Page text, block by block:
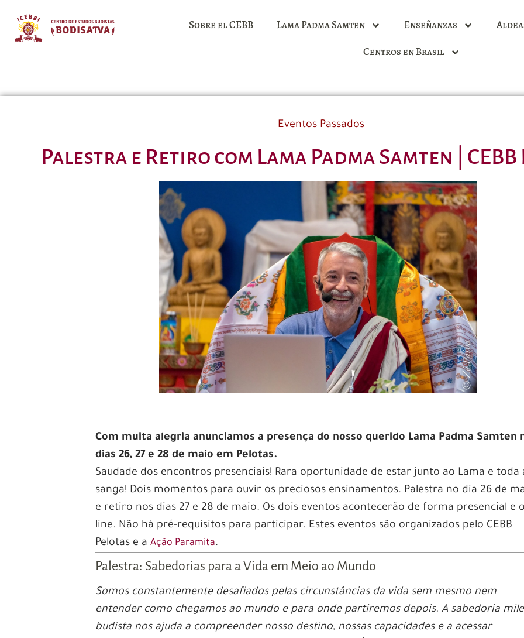
Sobre el CEBB Lama Padma Samten Enseñanzas
Centros en Brasil
Eventos Passados
Palestra e Retiro com Lama Padma Samten |
Com muita alegria anunciamos a presença do nosso querido Lama Padma Samten
dias 26, 27 e 28 de maio em Pelotas.
Saudade dos encontros presenciais! Rara oportunidade de estar junto ao Lama e toda
sanga! Dois momentos para ouvir os preciosos ensinamentos. Palestra no dia 26 de
e retiro nos dias 27 e 28 de maio. Os dois eventos acontecerão de forma presencial e
line. Não há pré-requisitos para participar. Estes eventos são organizados pelo CEBB
Pelotas e aAção Paramita.
Palestra: Sabedorias para a Vida em Meio ao Mundo
Somos constantemente desafiados pelas circunstâncias da vida sem mesmo nem
entender como chegamos ao mundo e para onde partiremos depois. A sabedoria
budista nos ajuda a compreender nosso destino, nossas capacidades e a acessar